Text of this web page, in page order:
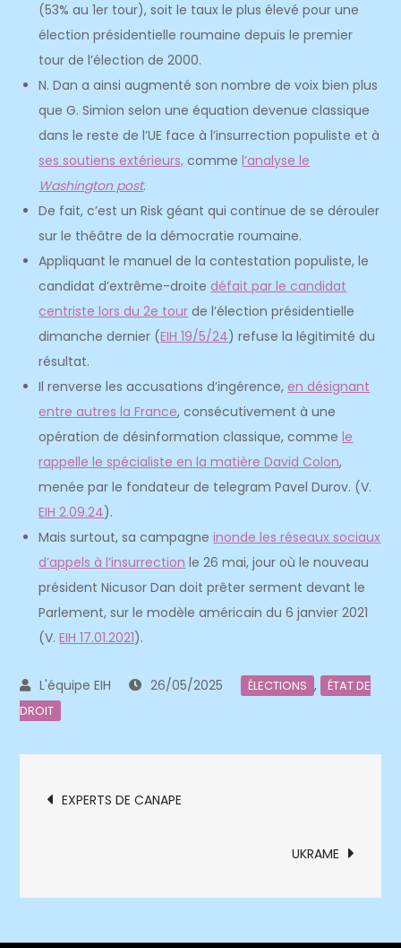
(53% au 1er tour), soit le taux le plus élevé pour une
élection présidentielle roumaine depuis le premier
tour de l’élection de 2000.
N. Dan a ainsi augmenté son nombre de voix bien plus
que G. Simion selon une équation devenue classique
dans le reste de l’UE face à l’insurrection populiste et à
ses soutiens extérieurs, commel’analyse le
Washington post.
De fait, c’est un Risk géant qui continue de se dérouler
sur le théâtre de la démocratie roumaine.
Appliquant le manuel de la contestation populiste, le
candidat d’extrême-droitedéfait par le candidat
centriste lors du 2e tour de l’élection présidentielle
dimanche dernier (EIH 19/5/24) refuse la légitimité du
résultat.
Il renverse les accusations d’ingérence, en désignant
entre autres la France, consécutivement à une
opération de désinformation classique, commele
rappelle le spécialiste en la matière David Colon,
menée par le fondateur de telegram Pavel Durov. (V.
EIH 2.09.24).
Mais surtout, sa campagneinonde les réseaux sociaux
d’appels à l’insurrection le 26 mai, jour où le nouveau
président Nicusor Dan doit prêter serment devant le
Parlement, sur le modèle américain du 6 janvier 2021
(V.EIH 17.01.2021).
26/05/2025 ÉLECTIONS ,
ÉTAT DE
DROIT
Navigation
l’article
EXPERTS DE CANAPE
UKRAME